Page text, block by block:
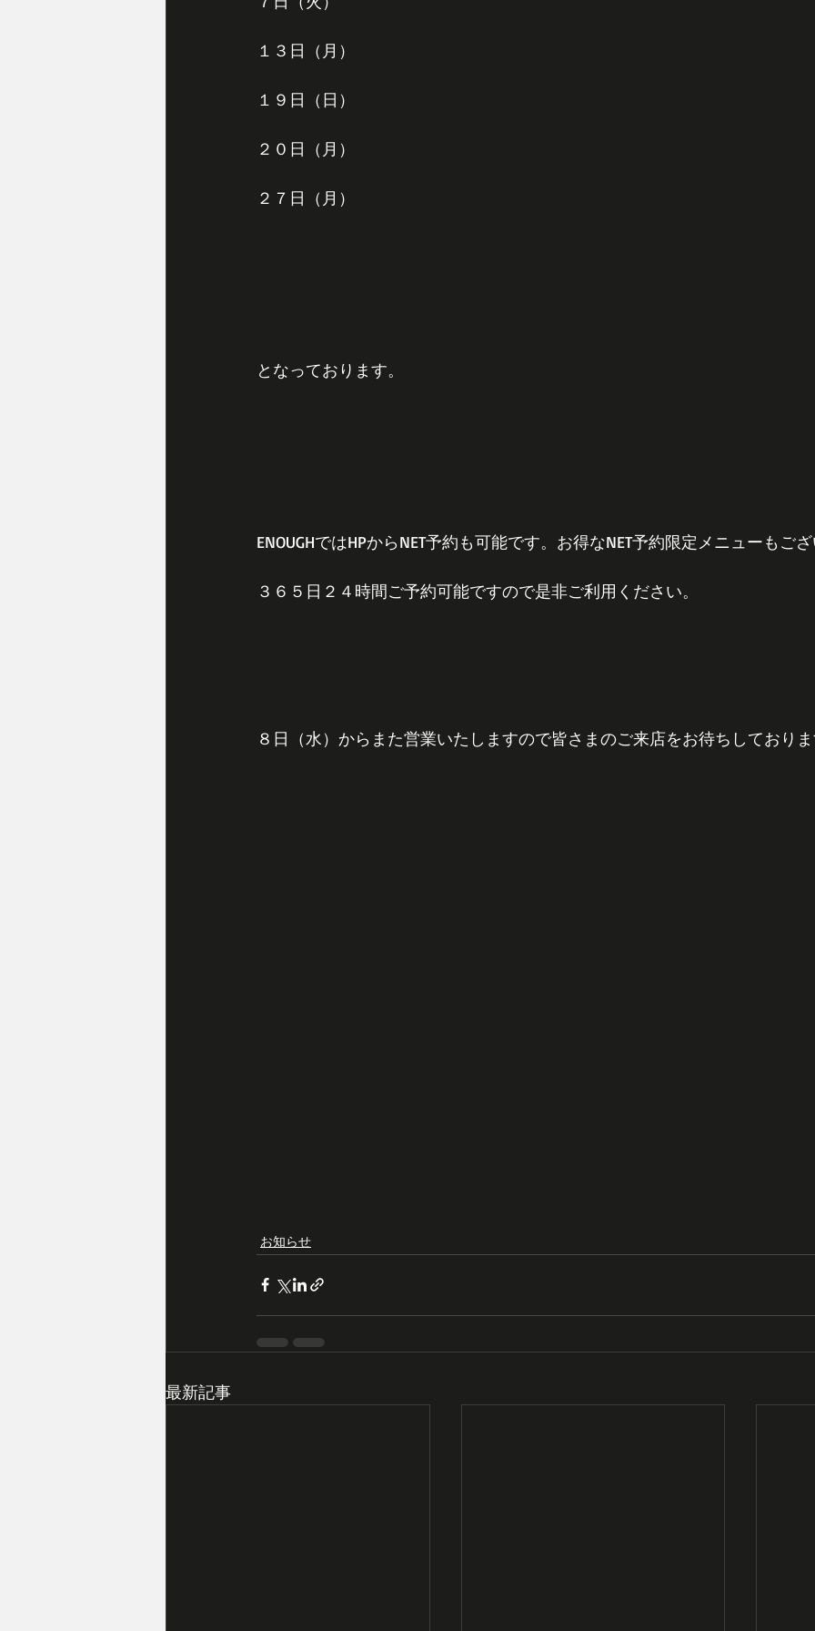
１３日（月）
１９日（日）
２０日（月）
２７日（月）
となっております。
ENOUGHではHPからNET予約も可能です。お得なNET予約限定メニューもござ
３６５日２４時間ご予約可能ですので是非ご利用ください。
８日（水）からまた営業いたしますので皆さまのご来店をお待ちしておりま
お知らせ
最新記事